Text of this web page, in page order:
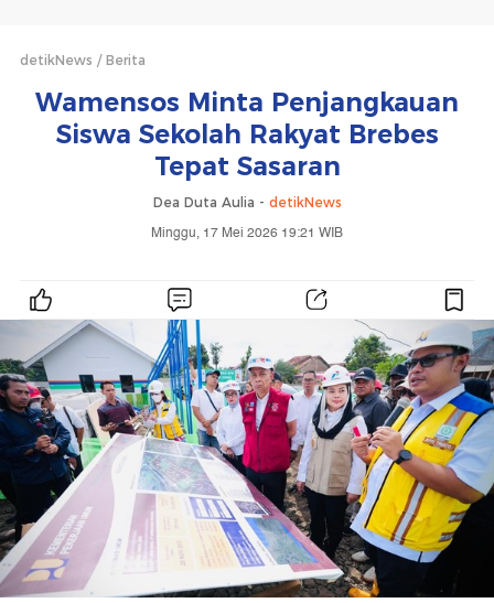
detikNews Berita
Wamensos Minta Penjangkauan
Siswa Sekolah Rakyat Brebes
Tepat Sasaran
Dea Duta Aulia - detikNews
Minggu, 17 Mei 2026 19:21 WIB